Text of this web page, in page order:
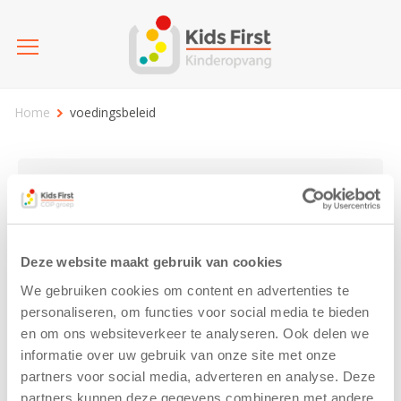
Deze website maakt gebruik van cookies
We gebruiken cookies om content en advertenties te
personaliseren, om functies voor social media te bieden
en om ons websiteverkeer te analyseren. Ook delen we
informatie over uw gebruik van onze site met onze
partners voor social media, adverteren en analyse. Deze
partners kunnen deze gegevens combineren met andere
Home voedingsbeleid
25 jaar Kids First Activiteit Blog
Coronavirus Nieuws sport
voedingsbeleid